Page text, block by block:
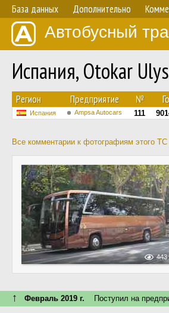
База данных Дополнительно
Автобусный
Испания, Otokar
Регион Предприятие №
Испания Ampsa Autocars 111
Все комментарии к фотографиям этого ТС
443
↑ Февраль 2019 г. Поступил на